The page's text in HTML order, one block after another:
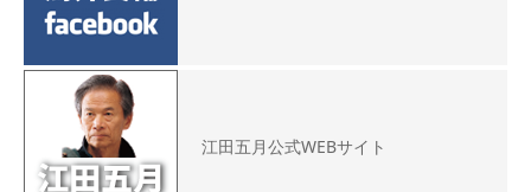
江田五月公式WEBサイト